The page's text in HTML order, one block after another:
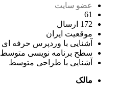
عضو سایت
61
172 ارسال
موقعیت ایران
آشنایی با وردپرس حرفه ای
سطح برنامه نویسی متوسط
آشنایی با طراحی متوسط
مالک